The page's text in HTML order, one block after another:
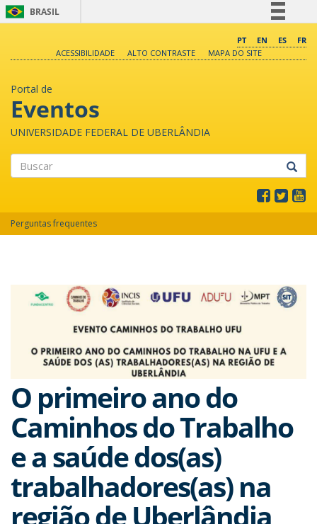
BRASIL
Comunica BR
PT EN ES
FR
ACESSIBILIDADE
ALTO CONTRASTE MAPA DO SITE
Portal de
Eventos
UNIVERSIDADE FEDERAL DE UBERLÂNDIA
Perguntas frequentes
O primeiro ano do
Caminhos do Trabalho
e a saúde dos(as)
trabalhadores(as) na
região de Uberlândia